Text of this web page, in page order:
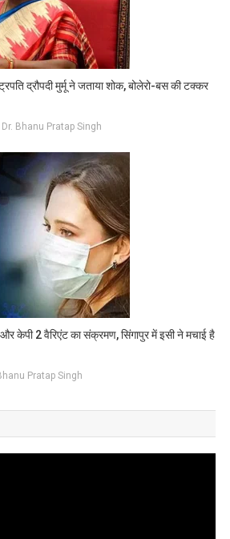
द्रौपदी मुर्मू ने जताया शोक, बोलेरो-बस की टक्कर
Dr. Bhanu Pratap Singh
और केपी 2 वैरिएंट का संक्रमण, सिंगापुर में इसी ने मचाई है
Pratap Singh